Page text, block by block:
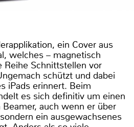
ein Cover aus
welches – magnetisch
Reihe Schnittstellen vor
schützt und dabei
iPads erinnert. Beim
es sich definitiv um einen
auch wenn er über
ein ausgewachsenes